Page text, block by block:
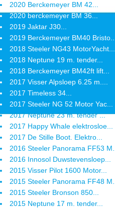
2020 Berckemeyer BM 42...
2020 berckemeyer BM 36...
2019 Jaktar J30...
2019 Berckemeyer BM40 Bristo...
2018 Steeler NG43 MotorYacht...
2018 Neptune 19 m. tender...
2018 Berckemeyer BM42ft lift...
2017 Visser Alpsloep 6.25 m....
2017 Timeless 34...
2017 Steeler NG 52 Motor Yac...
2017 Neptune 23 m. tender ...
2017 Happy Whale elektrosloe...
2017 De Stille Boot. Elektro...
2016 Steeler Panorama FF53 M...
2016 Innosol Duwstevensloep...
2015 Visser Pilot 1600 Motor...
2015 Steeler Panorama FF48 M...
2015 Steeler Bronson 850...
2015 Neptune 17 m. tender...